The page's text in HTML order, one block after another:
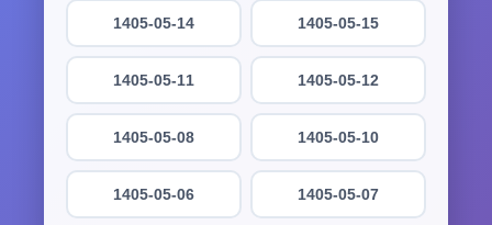
1405-05-15
1405-05-14
1405-05-12
1405-05-11
1405-05-10
1405-05-08
1405-05-07
1405-05-06